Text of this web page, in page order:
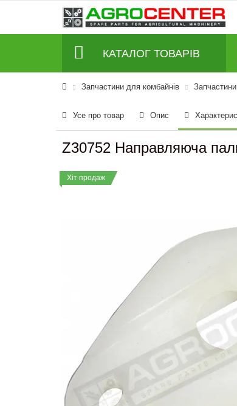
КАТАЛОГ ТОВАРІВ
Запчастини для комбайнів
Усе про товар Опис
Z30752 Направляюча
Хіт продаж